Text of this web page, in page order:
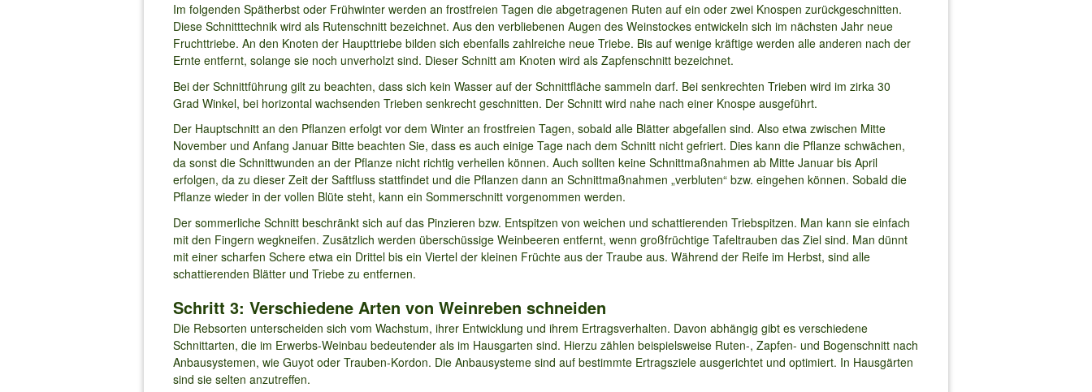
Im folgenden Spätherbst oder Frühwinter werden an frostfreien Tagen die abgetragenen Ruten auf ein oder zwei Knospen zurückgeschnitten.
Diese Schnitttechnik wird als Rutenschnitt bezeichnet. Aus den verbliebenen Augen des Weinstockes entwickeln sich im nächsten Jahr neue
Fruchttriebe. An den Knoten der Haupttriebe bilden sich ebenfalls zahlreiche neue Triebe. Bis auf wenige kräftige werden alle anderen nach der
Ernte entfernt, solange sie noch unverholzt sind. Dieser Schnitt am Knoten wird als Zapfenschnitt bezeichnet.
Bei der Schnittführung gilt zu beachten, dass sich kein Wasser auf der Schnittfläche sammeln darf. Bei senkrechten Trieben wird im zirka 30
Grad Winkel, bei horizontal wachsenden Trieben senkrecht geschnitten. Der Schnitt wird nahe nach einer Knospe ausgeführt.
Der Hauptschnitt an den Pflanzen erfolgt vor dem Winter an frostfreien Tagen, sobald alle Blätter abgefallen sind. Also etwa zwischen Mitte
November und Anfang Januar Bitte beachten Sie, dass es auch einige Tage nach dem Schnitt nicht gefriert. Dies kann die Pflanze schwächen,
da sonst die Schnittwunden an der Pflanze nicht richtig verheilen können. Auch sollten keine Schnittmaßnahmen ab Mitte Januar bis April
erfolgen, da zu dieser Zeit der Saftfluss stattfindet und die Pflanzen dann an Schnittmaßnahmen „verbluten“ bzw. eingehen können. Sobald die
Pflanze wieder in der vollen Blüte steht, kann ein Sommerschnitt vorgenommen werden.
Der sommerliche Schnitt beschränkt sich auf das Pinzieren bzw. Entspitzen von weichen und schattierenden Triebspitzen. Man kann sie einfach
mit den Fingern wegkneifen. Zusätzlich werden überschüssige Weinbeeren entfernt, wenn großfrüchtige Tafeltrauben das Ziel sind. Man dünnt
mit einer scharfen Schere etwa ein Drittel bis ein Viertel der kleinen Früchte aus der Traube aus. Während der Reife im Herbst, sind alle
schattierenden Blätter und Triebe zu entfernen.
Schritt 3: Verschiedene Arten von Weinreben schneiden
Die Rebsorten unterscheiden sich vom Wachstum, ihrer Entwicklung und ihrem Ertragsverhalten. Davon abhängig gibt es verschiedene
Schnittarten, die im Erwerbs-Weinbau bedeutender als im Hausgarten sind. Hierzu zählen beispielsweise Ruten-, Zapfen- und Bogenschnitt nach
Anbausystemen, wie Guyot oder Trauben-Kordon. Die Anbausysteme sind auf bestimmte Ertragsziele ausgerichtet und optimiert. In Hausgärten
sind sie selten anzutreffen.